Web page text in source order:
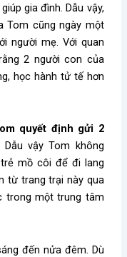
gia đình. Dẫu vậy,
Tom cũng ngày một
người mẹ. Với quan
2 người con của
học hành tử tế hơn
quyết định gửi 2
Dẫu vậy Tom không
mồ côi để đi lang
từ trang trại này qua
trong một trung tâm
đến nửa đêm. Dù